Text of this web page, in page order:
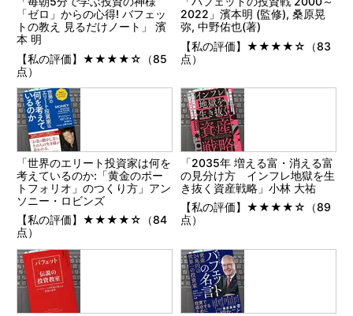
「ゼロ」からの心得! バフェッ
トの教え 見るだけノート」 濱
本 明
【私の評価】★★★★☆（85
点）
2022」濱本明 (監修), 桑原晃
弥, 中野佑也(著)
【私の評価】★★★★☆（83
点）
「世界のエリート投資家は何を
考えているのか:「黄金のポー
トフォリオ」のつくり方」アン
ソニー・ロビンズ
【私の評価】★★★★☆（84
点）
「2035年 増える富・消える富
の見分け方 インフレ地獄を生
き抜く資産戦略」小林 大祐
【私の評価】★★★★☆（89
点）